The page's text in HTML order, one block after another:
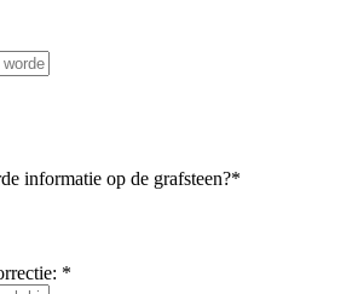
informatie op de grafsteen?*
*